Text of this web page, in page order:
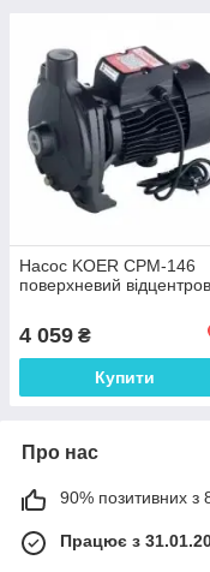
Насос KOER CPM-146
поверхневий
4 059 ₴
Купити
Про нас
90% позитивних з
Працює з